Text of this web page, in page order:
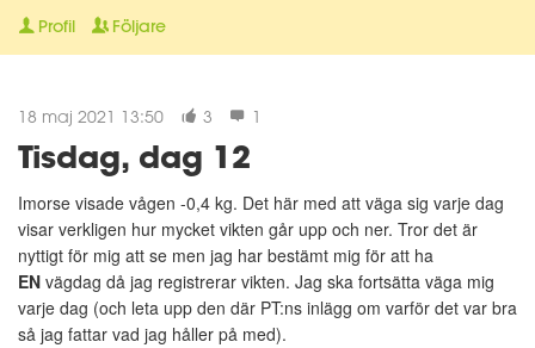
Profil Följare
18 maj 2021 13:50 3 1
Tisdag, dag 12
Imorse visade vågen -0,4 kg. Det här med att väga sig varje dag
visar verkligen hur mycket vikten går upp och ner. Tror det är
nyttigt för mig att se men jag har bestämt mig för att ha
EN vägdag då jag registrerar vikten. Jag ska fortsätta väga mig
varje dag (och leta upp den där PT:ns inlägg om varför det var bra
så jag fattar vad jag håller på med).